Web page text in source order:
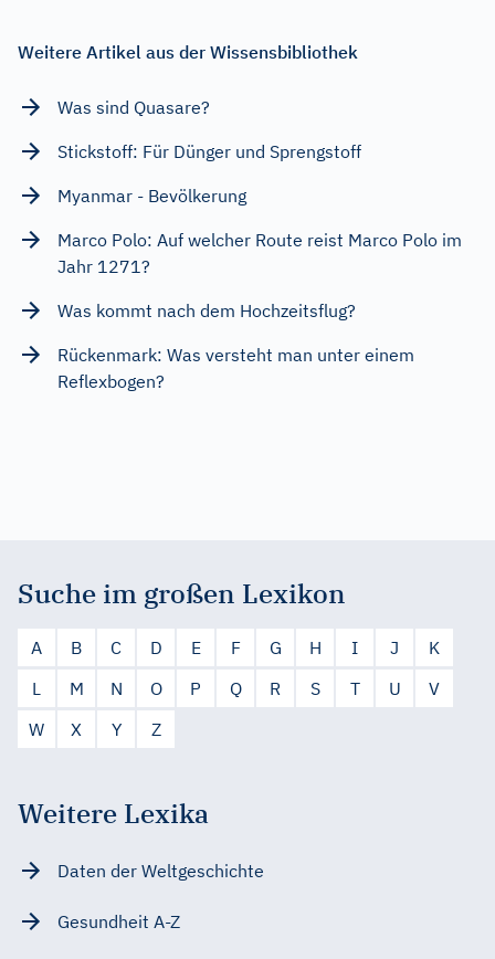
Weitere Artikel aus der Wissensbibliothek
Was sind Quasare?
Stickstoff: Für Dünger und Sprengstoff
Myanmar - Bevölkerung
Marco Polo: Auf welcher Route reist Marco Polo im
Jahr 1271?
Was kommt nach dem Hochzeitsflug?
Rückenmark: Was versteht man unter einem
Reflexbogen?
Suche im großen Lexikon
A B C D E F G H I J
K
L
M N O P Q R S T U
V
W
X Y Z
Weitere Lexika
Daten der Weltgeschichte
Gesundheit A-Z